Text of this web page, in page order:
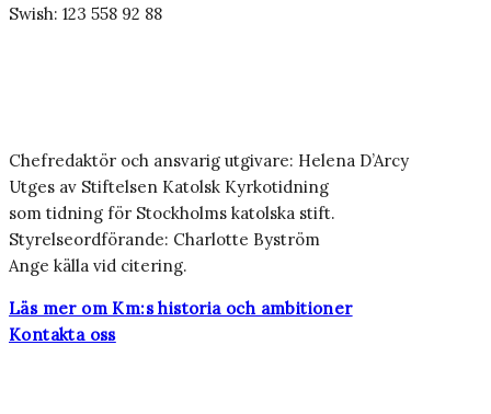
Swish: 123 558 92 88
Chefredaktör och ansvarig utgivare: Helena D’Arcy
Utges av Stiftelsen Katolsk Kyrkotidning
som tidning för Stockholms katolska stift.
Styrelseordförande: Charlotte Byström
Ange källa vid citering.
Läs mer om Km:s historia och ambitioner
Kontakta oss